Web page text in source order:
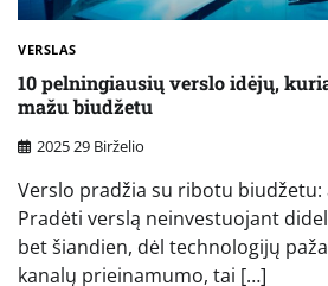
VERSLAS
10 pelningiausių verslo idėjų,
mažu biudžetu
2025 29 Birželio
Verslo pradžia su ribotu biudžetu:
Pradėti verslą neinvestuojant
bet šiandien, dėl technologijų
kanalų prieinamumo, tai […]